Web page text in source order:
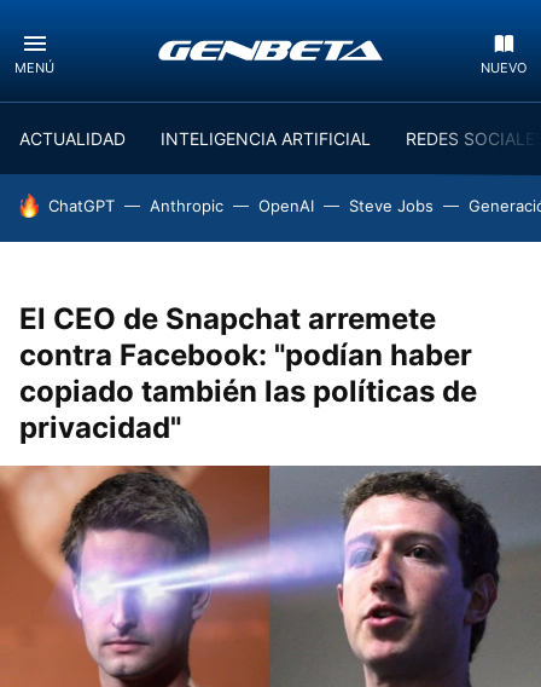
MENÚ NUEVO
ACTUALIDAD INTELIGENCIA ARTIFICIAL REDES
HOY SE HABLA DE
ChatGPT Anthropic OpenAI Steve Jobs
El CEO de Snapchat arremete
contra Facebook: "podían haber
copiado también las políticas de
privacidad"